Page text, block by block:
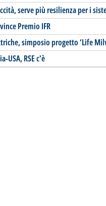
serve più resilienza per i
Premio IFR
simposio progetto ‘Life
USA, RSE c'è